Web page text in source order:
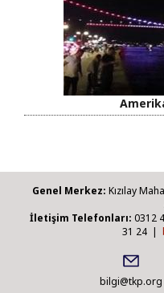
Genel Merkez: Kızılay
İletişim Telefonları: 0312
31 24 |
bilgi@tkp.org